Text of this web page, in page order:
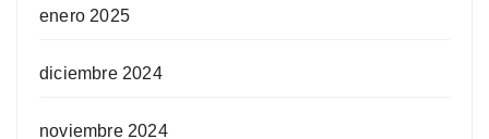
enero 2025
diciembre 2024
noviembre 2024